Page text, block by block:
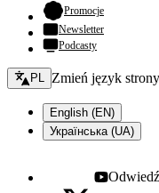
Promocje- otwiera się
Newsletter
Podcasty
Zmień język - bieżący:
PL Zmień język strony
English (EN)
Українська (UA)
Youtube -